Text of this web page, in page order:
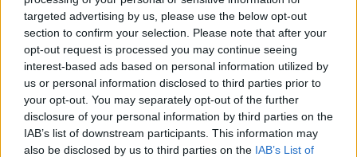
targeted advertising by us, please use the below opt-out
section to confirm your selection. Please note that after your
opt-out request is processed you may continue seeing
interest-based ads based on personal information utilized by
us or personal information disclosed to third parties prior to
your opt-out. You may separately opt-out of the further
disclosure of your personal information by third parties on the
IAB’s list of downstream participants. This information may
also be disclosed by us to third parties on the IAB’s List of